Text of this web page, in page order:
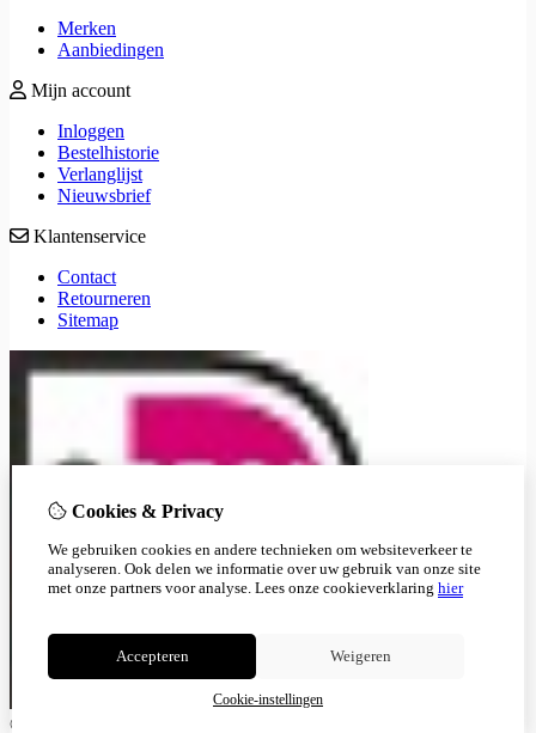
Merken
Aanbiedingen
Mijn account
Inloggen
Bestelhistorie
Verlanglijst
Nieuwsbrief
Klantenservice
Contact
Retourneren
Sitemap
© Copyright 2026
Cookies & Privacy
We gebruiken cookies en andere technieken om websiteverkeer te
analyseren. Ook delen we informatie over uw gebruik van onze site
met onze partners voor analyse. Lees onze cookieverklaring hier
Accepteren Weigeren
Cookie-instellingen